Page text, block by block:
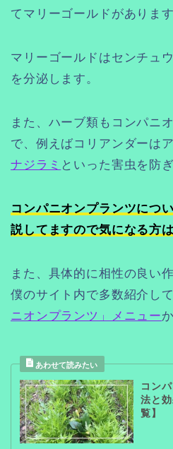
てマリーゴールドがあります
マリーゴールドはセンチュ
を分泌します。
また、ハーブ類もコンパニ
で、例えばコリアンダーは
ナジラミ といった害虫を防ぎ
コンパニオンプランツにつ
説してますので気になる方は
また、具体的に相性の良い
僕のサイト内で多数紹介し
ニオンプランツ」メニュー
コン
法と
覧】